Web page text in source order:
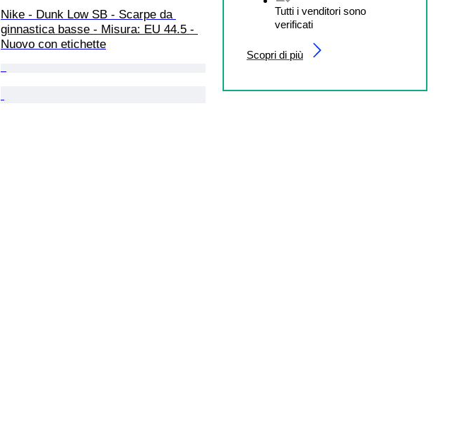
Tutti i venditori sono
verificati
Scopri di più
Nike - Dunk Low SB - Scarpe da
ginnastica basse - Misura: EU 44.5 -
Nuovo con etichette